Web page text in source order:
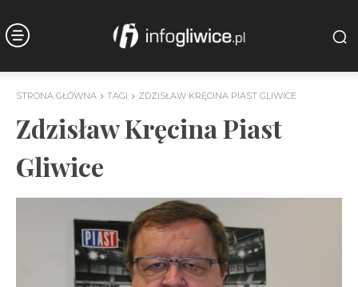
STRONA GŁÓWNA TAGI ZDZISŁAW KRĘCINA PIAST GLIWICE
Zdzisław Kręcina Piast
Gliwice